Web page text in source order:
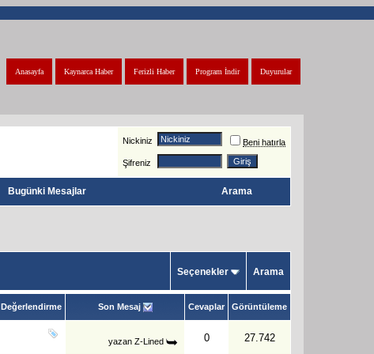
Duyurular
Program İndir
Ferizli Haber
Kaynarca Haber
Anasayfa
Nickiniz Beni hatırla
Şifreniz
Bugünki Mesajlar Arama
Seçenekler Arama
Değerlendirme Son Mesaj Cevaplar Görüntüleme
yazan Z-Lined 0 27.742